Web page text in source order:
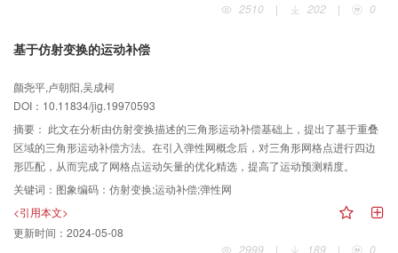
2510
| 202 | 0
基于仿射变换的运动补偿
颜尧平,卢朝阳,吴成柯
DOI：10.11834/jig.19970593
摘要： 此文在分析由仿射变换描述的三角形运动补偿基础上，提出了基于重叠
区域的三角形运动补偿方法。在引入弹性网概念后，对三角形网格点进行四边
形匹配，从而完成了网格点运动矢量的优化精选，提高了运动预测精度。
关键词： 图象编码：仿射变换;运动补偿;弹性网
<引用本文>
更新时间： 2024-05-08
2999
| 189 | 0